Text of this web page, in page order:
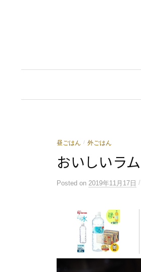
へ
昼ごはん / 外ごはん
おいしいラ
Posted on 2019年11月17日 /